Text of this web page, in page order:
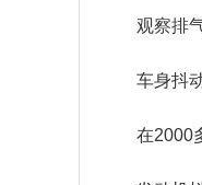
观察排
车身抖
在2000